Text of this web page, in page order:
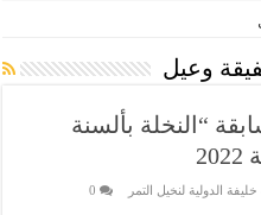
وعيل
“النخلة بألسنة
الدولية لنخيل التمر
0